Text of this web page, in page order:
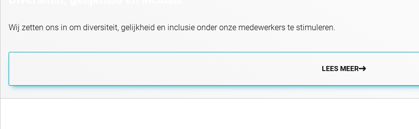
Wij zetten ons in om diversiteit, gelijkheid en inclusie onder onze medewerkers te stimuleren.
LEES MEER